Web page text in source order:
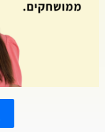
חשבון
טורניר משחקים
טיפים לסטודנטים